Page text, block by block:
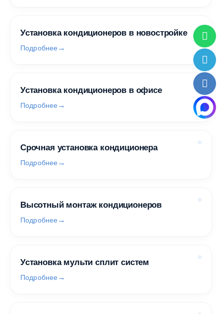
Установка кондиционеров в новостройке
Подробнее
Установка кондиционеров в офисе
Подробнее
Срочная установка кондиционера
Подробнее
Высотный монтаж кондиционеров
Подробнее
Установка мульти сплит систем
Подробнее